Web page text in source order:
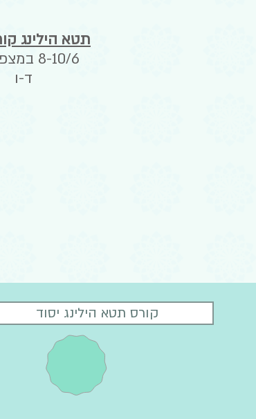
תטא הילינג
8-10/6 במצפה רמון
ד-ו
קורס תטא הילינג יסוד